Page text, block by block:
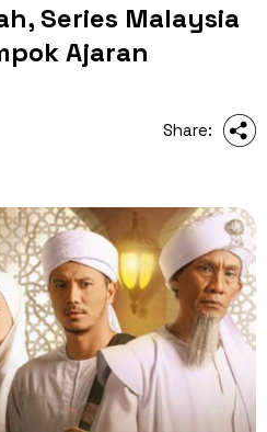
Series Malaysia
Ajaran
Share: